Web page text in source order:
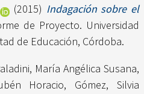
(2015) Indagación sobre el
de Proyecto. Universidad
de Educación, Córdoba.
María Angélica Susana,
Horacio, Gómez, Silvia